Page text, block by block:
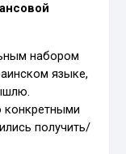
набором
языке,
конкретными
получить/